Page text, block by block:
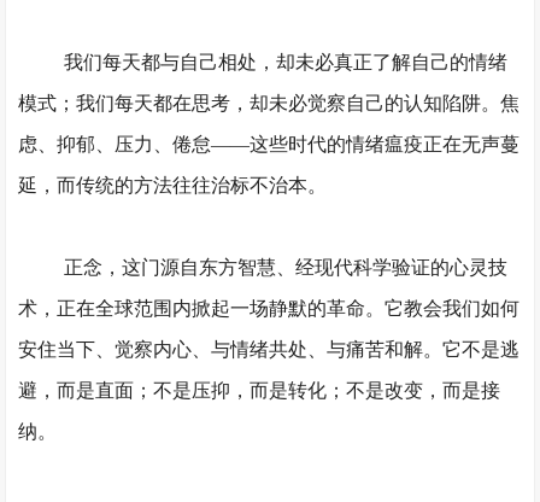
我们每天都与自己相处，却未必真正了解自己的情绪
模式；我们每天都在思考，却未必觉察自己的认知陷阱。焦
虑、抑郁、压力、倦怠——这些时代的情绪瘟疫正在无声蔓
延，而传统的方法往往治标不治本。
正念，这门源自东方智慧、经现代科学验证的心灵技
术，正在全球范围内掀起一场静默的革命。它教会我们如何
安住当下、觉察内心、与情绪共处、与痛苦和解。它不是逃
避，而是直面；不是压抑，而是转化；不是改变，而是接
纳。